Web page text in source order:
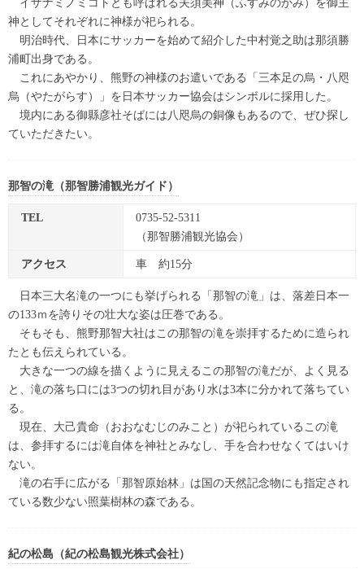
イザナミノミコトとも呼ばれる夫須美神（ふすみのかみ）を御主
神としてそれぞれに神様が祀られる。
明治時代、日本にサッカーを始めて紹介した中村覚之助は那須勝
浦町出身である。
これにあやかり、熊野の神様のお遣いである「三本足の烏・八咫
烏（やたがらす）」を日本サッカー協会はシンボルに採用した。
境内にある御縣彦社そばには八咫烏の銅像もあるので、ぜひ探し
ていただきたい。
那智の滝（那智勝浦観光ガイド）
TEL
0735-52-5311
（那智勝浦観光協会）
アクセス 車 約15分
日本三大名滝の一つにも挙げられる「那智の滝」は、落差日本一
の133ｍを誇りその壮大な姿は圧巻である。
そもそも、熊野那智大社はこの那智の滝を崇拝するために造られ
たとも伝えられている。
大きな一つの線を描くように見えるこの那智の滝だが、よく見る
と、滝の落ち口には3つの切れ目があり水は3本に分かれて落ちてい
る。
現在、大己貴命（おおなむじのみこと）が祀られているこの滝
は、参拝するには滝自体を神社とみなし、手を合わせなくてはいけ
ない。
滝の右手に広がる「那智原始林」は国の天然記念物にも指定され
ている数少ない照葉樹林の森である。
紀の松島（紀の松島観光株式会社）